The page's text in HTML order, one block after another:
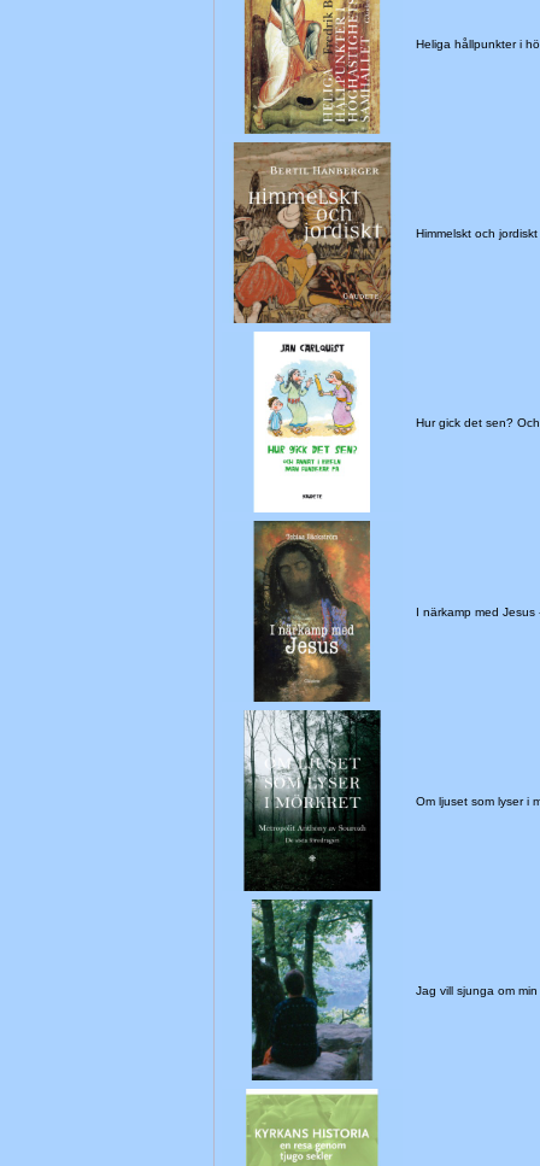
Heliga hållpunkter i
Himmelskt och jordiskt
Hur gick det sen?
I närkamp med Jesus
Om ljuset som lyser i
Jag vill sjunga om